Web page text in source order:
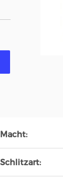
Macht:
Schlitzart: